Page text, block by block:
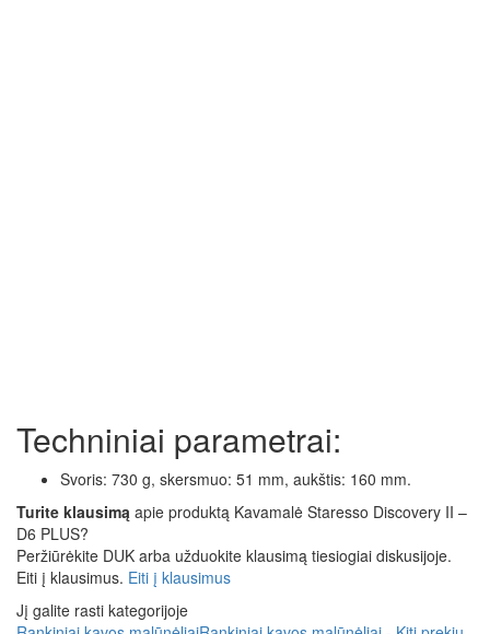
Techniniai parametrai:
Svoris: 730 g, skersmuo: 51 mm, aukštis: 160 mm.
Turite klausimą apie produktą Kavamalė Staresso Discovery II –
D6 PLUS?
Peržiūrėkite DUK arba užduokite klausimą tiesiogiai diskusijoje.
Eiti į klausimus. Eiti į klausimus
Jį galite rasti kategorijoje